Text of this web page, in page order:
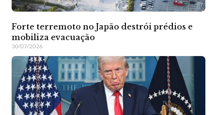
Forte terremoto no Japão destrói prédios e
mobiliza evacuação
30/07/2026